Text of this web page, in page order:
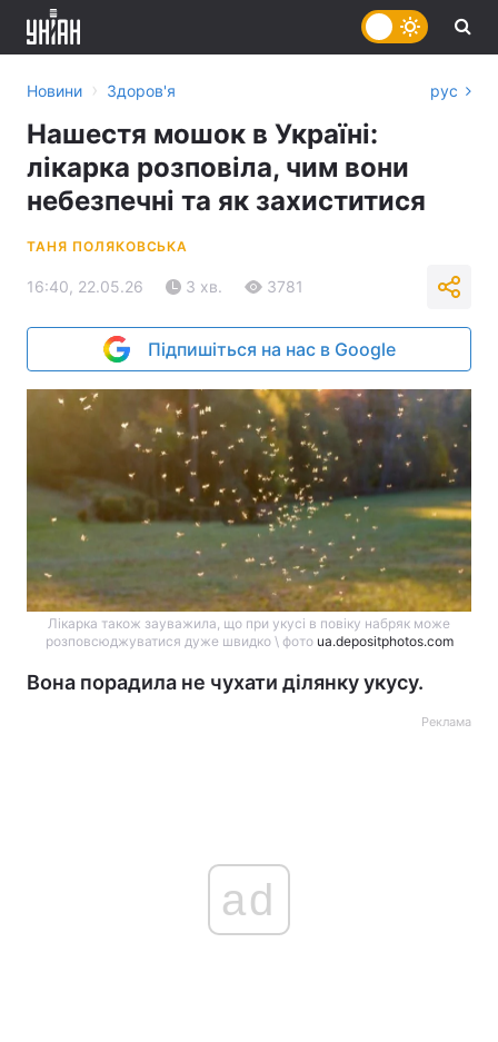
Новини › Здоров'я рус
Нашестя мошок в Україні:
лікарка розповіла, чим вони
небезпечні та як захиститися
ТАНЯ ПОЛЯКОВСЬКА
16:40, 22.05.26 3 хв. 3781
Підпишіться на нас в Google
Лікарка також зауважила, що при укусі в повіку набряк може
розповсюджуватися дуже швидко \ фото ua.depositphotos.com
Вона порадила не чухати ділянку укусу.
Реклама
ad